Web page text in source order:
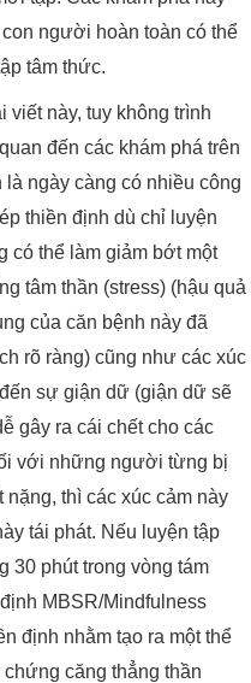
người hoàn toàn có thể
tâm thức.
viết này, tuy không trình
đến các khám phá trên
ngày càng có nhiều công
thiền định dù chỉ luyện
có thể làm giảm bớt một
tâm thần (stress) (hậu quả
của căn bệnh này đã
rõ ràng) cũng như các xúc
sự giận dữ (giận dữ sẽ
gây ra cái chết cho các
với những người từng bị
nặng, thì các xúc cảm này
tái phát. Nếu luyện tập
30 phút trong vòng tám
MBSR/Mindfulness
định nhằm tạo ra một thể
căng thẳng thần